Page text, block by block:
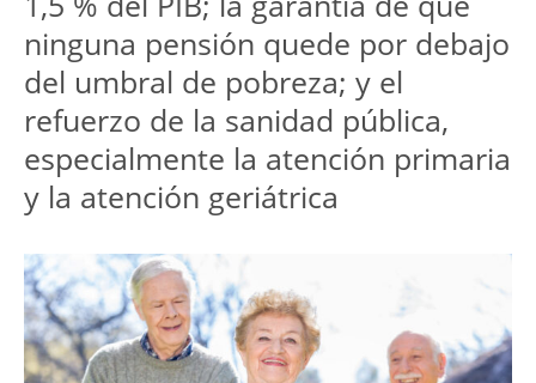
ninguna pensión quede por debajo
del umbral de pobreza; y el
refuerzo de la sanidad pública,
especialmente la atención primaria
y la atención geriátrica